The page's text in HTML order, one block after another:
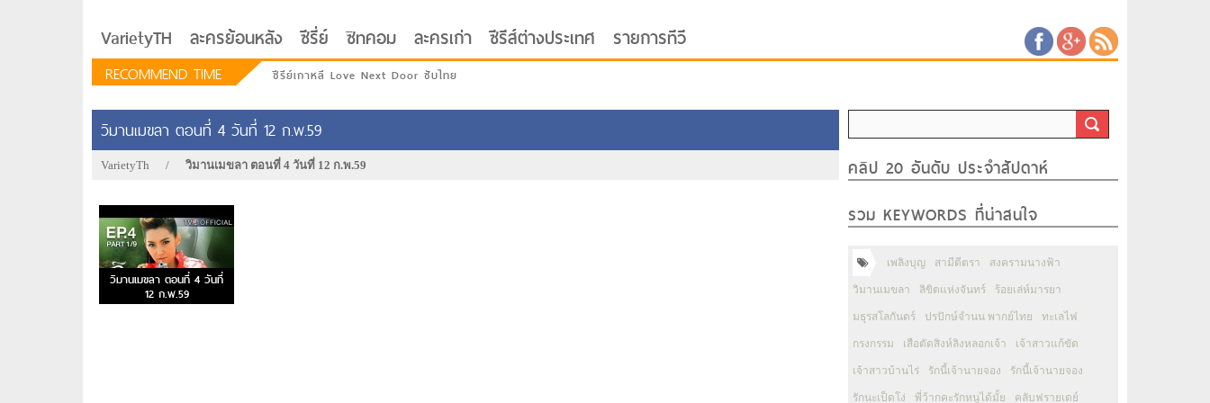
VarietyTH ละครย้อนหลัง ซีรี่ย์ ซิทคอม ละครเก่า ซีรีส์ต่างประเทศ รายการทีวี
RECOMMEND TIME ซีรีย์เกาหลี Love Next Door ซับไทย
วิมานเมขลา ตอนที่ 4 วันที่ 12 ก.พ.59
VarietyTh / วิมานเมขลา ตอนที่ 4 วันที่ 12 ก.พ.59
วิมานเมขลา ตอนที่ 4 วันที่
12 ก.พ.59
คลิป 20 อันดับ ประจำสัปดาห์
รวม KEYWORDS ที่น่าสนใจ
เพลิงบุญ สามีตีตรา สงครามนางฟ้า
วิมานเมขลา ลิขิตแห่งจันทร์ ร้อยเล่ห์มารยา
มธุรสโลกันตร์ ปรปักษ์จำนน พากย์ไทย ทะเลไฟ
กรงกรรม เสือตัดสิงห์ลิงหลอกเจ้า เจ้าสาวแก้ขัด
เจ้าสาวบ้านไร่ รักนี้เจ้านายจอง รักนี้เจ้านายจอง
รักนะเป็ดโง่ พี่ว้ากคะรักหนูได้มั้ย คลับฟรายเดย์